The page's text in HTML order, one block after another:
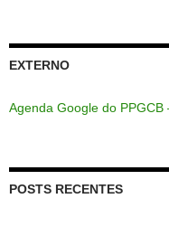
EXTERNO
Agenda Google do PPGCB
POSTS RECENTES